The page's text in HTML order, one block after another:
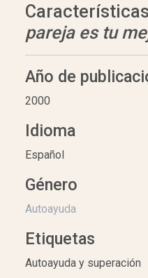
pareja es tu
Año de
2000
Idioma
Español
Género
Autoayuda
Etiquetas
Autoayuda y superación